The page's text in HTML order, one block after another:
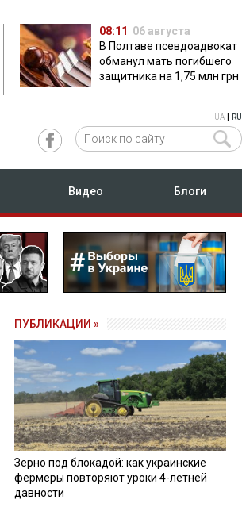
08:11 06 августа
В Полтаве псевдоадвокат
обманул мать погибшего
защитника на 1,75 млн грн
UA RU
Видео Блоги
ПУБЛИКАЦИИ »
Зерно под блокадой: как украинские
фермеры повторяют уроки 4-летней
давности